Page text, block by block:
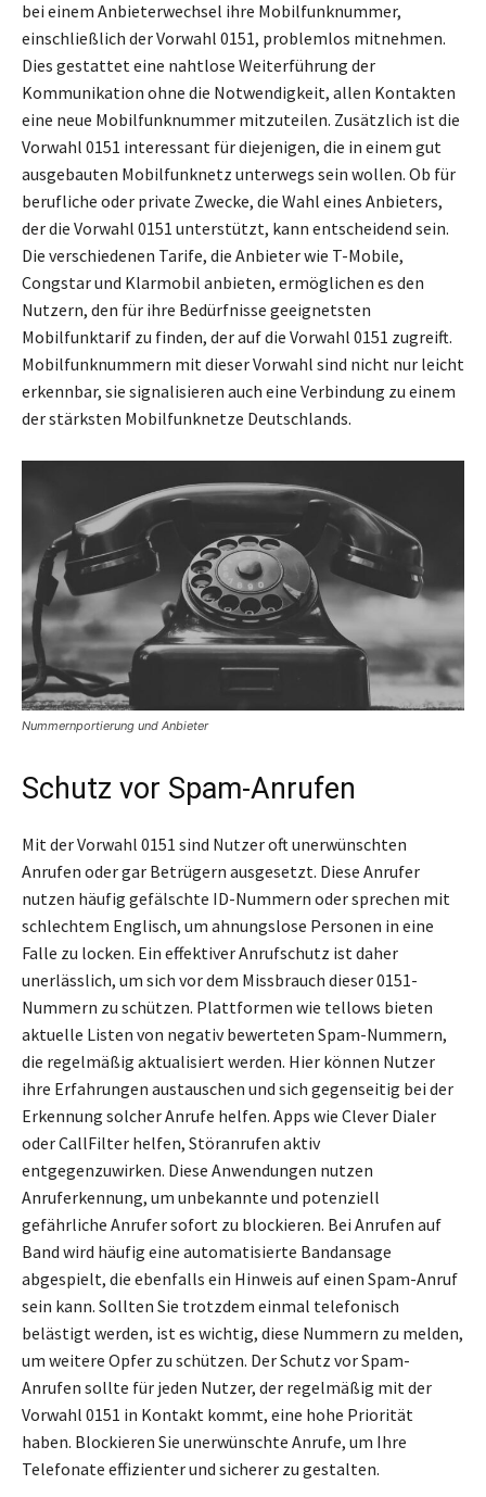
bei einem Anbieterwechsel ihre Mobilfunknummer,
einschließlich der Vorwahl 0151, problemlos mitnehmen.
Dies gestattet eine nahtlose Weiterführung der
Kommunikation ohne die Notwendigkeit, allen Kontakten
eine neue Mobilfunknummer mitzuteilen. Zusätzlich ist die
Vorwahl 0151 interessant für diejenigen, die in einem gut
ausgebauten Mobilfunknetz unterwegs sein wollen. Ob für
berufliche oder private Zwecke, die Wahl eines Anbieters,
der die Vorwahl 0151 unterstützt, kann entscheidend sein.
Die verschiedenen Tarife, die Anbieter wie T-Mobile,
Congstar und Klarmobil anbieten, ermöglichen es den
Nutzern, den für ihre Bedürfnisse geeignetsten
Mobilfunktarif zu finden, der auf die Vorwahl 0151 zugreift.
Mobilfunknummern mit dieser Vorwahl sind nicht nur leicht
erkennbar, sie signalisieren auch eine Verbindung zu einem
der stärksten Mobilfunknetze Deutschlands.
Nummernportierung und Anbieter
Schutz vor Spam-Anrufen
Mit der Vorwahl 0151 sind Nutzer oft unerwünschten
Anrufen oder gar Betrügern ausgesetzt. Diese Anrufer
nutzen häufig gefälschte ID-Nummern oder sprechen mit
schlechtem Englisch, um ahnungslose Personen in eine
Falle zu locken. Ein effektiver Anrufschutz ist daher
unerlässlich, um sich vor dem Missbrauch dieser 0151-
Nummern zu schützen. Plattformen wie tellows bieten
aktuelle Listen von negativ bewerteten Spam-Nummern,
die regelmäßig aktualisiert werden. Hier können Nutzer
ihre Erfahrungen austauschen und sich gegenseitig bei der
Erkennung solcher Anrufe helfen. Apps wie Clever Dialer
oder CallFilter helfen, Störanrufen aktiv
entgegenzuwirken. Diese Anwendungen nutzen
Anruferkennung, um unbekannte und potenziell
gefährliche Anrufer sofort zu blockieren. Bei Anrufen auf
Band wird häufig eine automatisierte Bandansage
abgespielt, die ebenfalls ein Hinweis auf einen Spam-Anruf
sein kann. Sollten Sie trotzdem einmal telefonisch
belästigt werden, ist es wichtig, diese Nummern zu melden,
um weitere Opfer zu schützen. Der Schutz vor Spam-
Anrufen sollte für jeden Nutzer, der regelmäßig mit der
Vorwahl 0151 in Kontakt kommt, eine hohe Priorität
haben. Blockieren Sie unerwünschte Anrufe, um Ihre
Telefonate effizienter und sicherer zu gestalten.